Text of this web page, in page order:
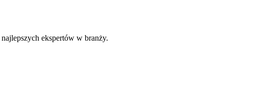
ekspertów w branży.